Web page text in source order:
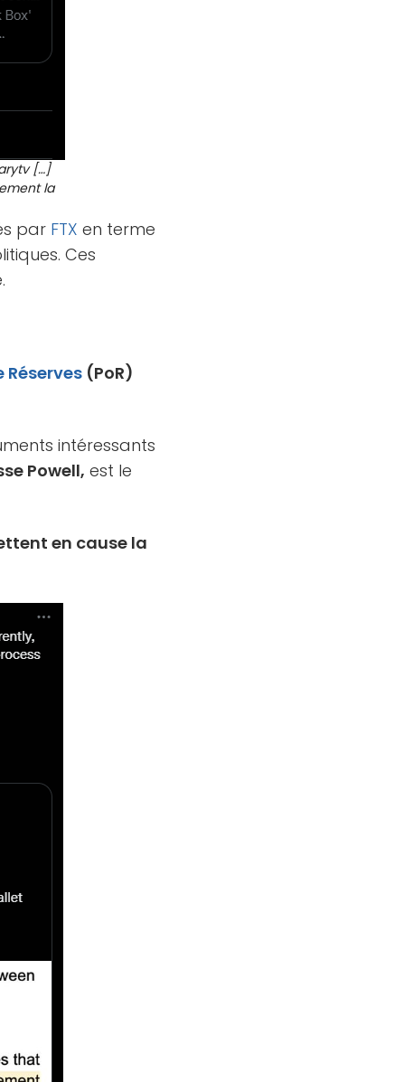
[…]
la
par FTX en terme
Ces
Réserves (PoR)
intéressants
Powell, est le
en cause la